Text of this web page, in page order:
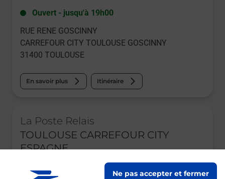
Ne pas accepter et fermer
Ouvert - jusqu'à 19h00
RUE RENE GOSCINNY
CARREFOUR CITY TOULOUSE GOSCINNY
31400 TOULOUSE
En savoir plus Itinéraire
La Poste Relais
TOULOUSE CARREFOUR CITY
ESPAGNE
Ouvert
21h30